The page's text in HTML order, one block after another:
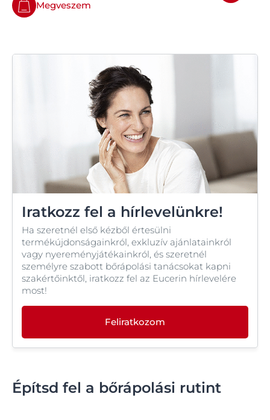
Megveszem
Iratkozz fel a hírlevelünkre!
Ha szeretnél első kézből értesülni
termékújdonságainkról, exkluzív ajánlatainkról
vagy nyereményjátékainkról, és szeretnél
személyre szabott bőrápolási tanácsokat kapni
szakértőinktől, iratkozz fel az Eucerin hírlevelére
most!
Feliratkozom
Építsd fel a bőrápolási rutint